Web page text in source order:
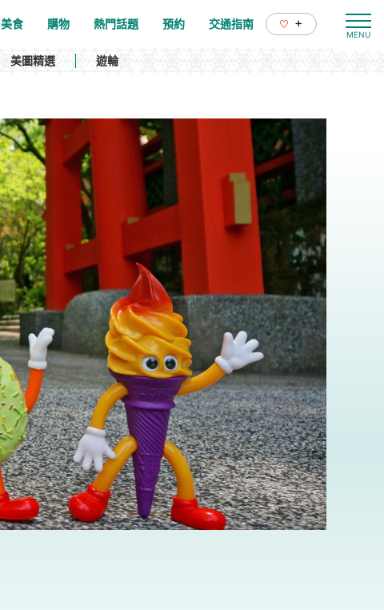
美食 購物 熱門話題 預約 交通指南 +
美圖精選 遊輪